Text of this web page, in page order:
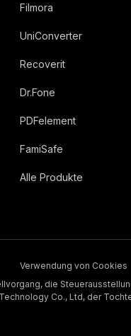
Filmora
UniConverter
Recoverit
Dr.Fone
PDFelement
FamiSafe
Alle Produkte
Verwendung von Cookies
die
Co., Ltd, der